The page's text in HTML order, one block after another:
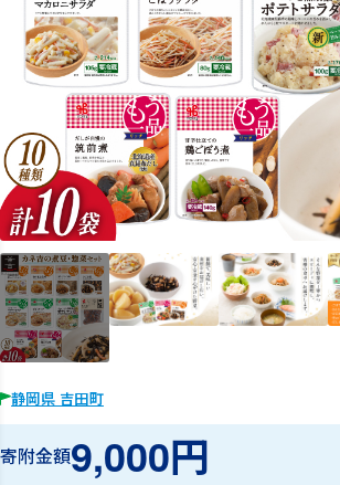
静岡県 吉田町
寄附金額9,000円